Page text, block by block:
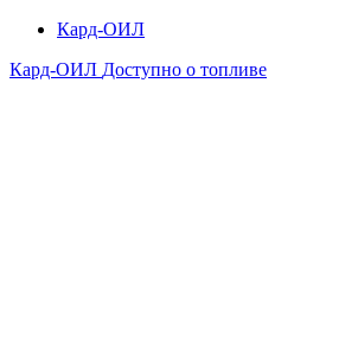
Кард-ОИЛ
Кард-ОИЛ Доступно о топливе